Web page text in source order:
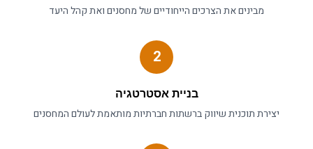
מבינים את הצרכים הייחודיים שלמחסניםואת קהל היעד
2
בניית אסטרטגיה
יצירת תוכניתשיווק ברשתות חברתיותמותאמת לעולם המחסנים